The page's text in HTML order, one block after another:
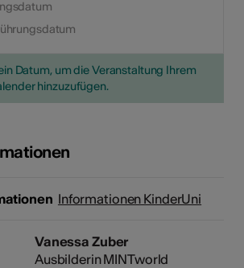
Datum, um die Veranstaltung Ihrem
hinzuzufügen.
Informationen KinderUni
Vanessa Zuber
Ausbilderin MINTworld